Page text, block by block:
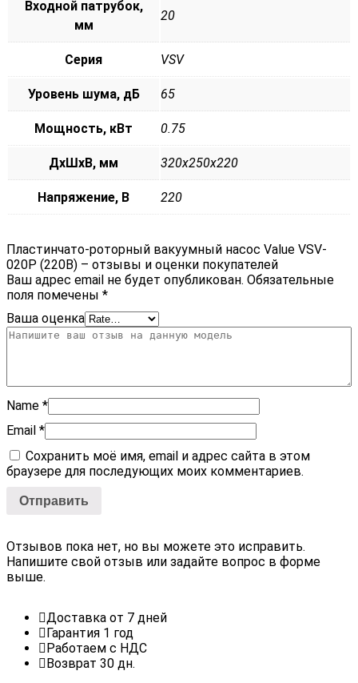
Входной патрубок,
мм
20
Серия VSV
Уровень шума, дБ 65
Мощность, кВт 0.75
ДxШxВ, мм 320x250x220
Напряжение, В 220
Пластинчато-роторный вакуумный насос Value VSV-
020P (220В) – отзывы и оценки покупателей
Ваш адрес email не будет опубликован. Обязательные
поля помечены *
Ваша оценка
Name *
Email *
Сохранить моё имя, email и адрес сайта в этом
браузере для последующих моих комментариев.
Отзывов пока нет, но вы можете это исправить.
Напишите свой отзыв или задайте вопрос в форме
выше.
Доставка от 7 дней
Гарантия 1 год
Работаем с НДС
Возврат 30 дн.